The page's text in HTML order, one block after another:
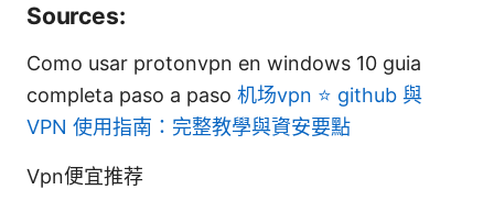
Sources:
Como usar protonvpn en windows 10 guia
completa paso a paso 机场vpn ⭐ github 與
VPN 使用指南：完整教學與資安要點
Vpn便宜推荐